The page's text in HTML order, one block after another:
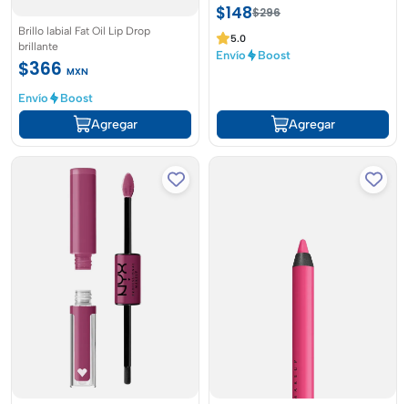
Brillo labial Fat Oil Lip Drop
brillante
$366 MXN
Envío
Boost
Agregar
$148$296
5.0
Envío Boost
Agregar